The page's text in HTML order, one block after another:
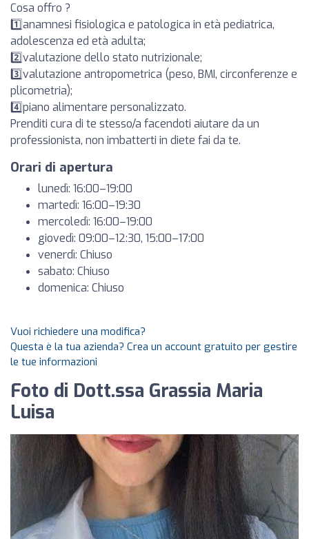
Cosa offro ?
1️⃣anamnesi fisiologica e patologica in età pediatrica,
adolescenza ed età adulta;
2️⃣valutazione dello stato nutrizionale;
3️⃣valutazione antropometrica (peso, BMI, circonferenze e
plicometria);
4️⃣piano alimentare personalizzato.
Prenditi cura di te stesso/a facendoti aiutare da un
professionista, non imbatterti in diete fai da te.
Orari di apertura
lunedì: 16:00–19:00
martedì: 16:00–19:30
mercoledì: 16:00–19:00
giovedì: 09:00–12:30, 15:00–17:00
venerdì: Chiuso
sabato: Chiuso
domenica: Chiuso
Vuoi richiedere una modifica?
Questa è la tua azienda? Crea un account gratuito per gestire
le tue informazioni
Foto di Dott.ssa Grassia Maria
Luisa